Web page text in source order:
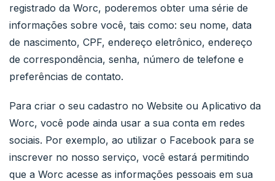
registrado da Worc, poderemos obter uma série de
informações sobre você, tais como: seu nome, data
de nascimento, CPF, endereço eletrônico, endereço
de correspondência, senha, número de telefone e
preferências de contato.
Para criar o seu cadastro no Website ou Aplicativo da
Worc, você pode ainda usar a sua conta em redes
sociais. Por exemplo, ao utilizar o Facebook para se
inscrever no nosso serviço, você estará permitindo
que a Worc acesse as informações pessoais em sua